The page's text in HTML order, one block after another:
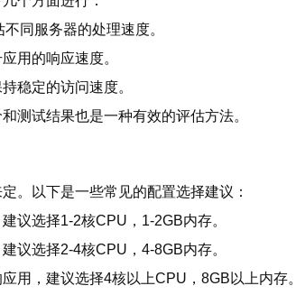
同服务器的处理速度。
用的响应速度。
稳定的访问速度。
测试结果也是一种有效的评估方法。
。以下是一些常见的配置选择建议：
议选择1-2核CPU，1-2GB内存。
议选择2-4核CPU，4-8GB内存。
用，建议选择4核以上CPU，8GB以上内存。